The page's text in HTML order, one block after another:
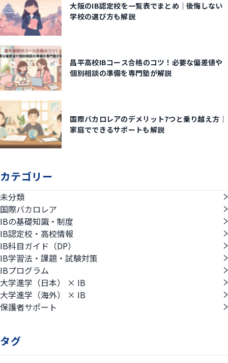
大阪のIB認定校を一覧表でまとめ｜後悔しない
学校の選び方も解説
昌平高校IBコース合格のコツ！必要な偏差値や
個別相談の準備を専門塾が解説
国際バカロレアのデメリット7つと乗り越え方｜
家庭でできるサポートも解説
カテゴリー
未分類
国際バカロレア
IBの基礎知識・制度
IB認定校・高校情報
IB科目ガイド（DP）
IB学習法・課題・試験対策
IBプログラム
大学進学（日本） × IB
大学進学（海外） × IB
保護者サポート
タグ